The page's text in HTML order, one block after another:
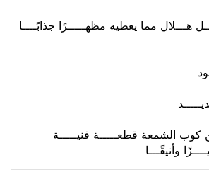
هـــلال مما يعطيه مظهـــــرًا جذابًــــا
الشمعة قطعـــــة فنيـــــة